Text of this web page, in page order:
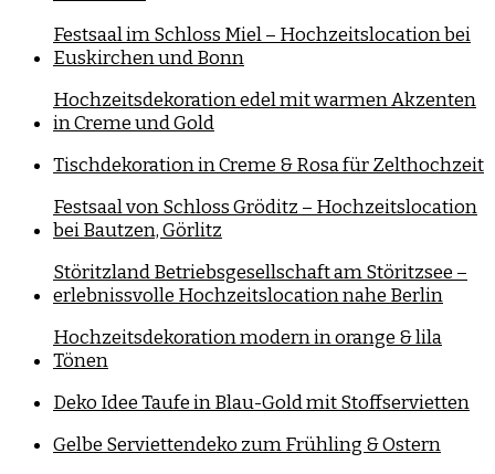
Festsaal im Schloss Miel – Hochzeitslocation bei
Euskirchen und Bonn
Hochzeitsdekoration edel mit warmen Akzenten
in Creme und Gold
Tischdekoration in Creme & Rosa für Zelthochzeit
Festsaal von Schloss Gröditz – Hochzeitslocation
bei Bautzen, Görlitz
Störitzland Betriebsgesellschaft am Störitzsee –
erlebnissvolle Hochzeitslocation nahe Berlin
Hochzeitsdekoration modern in orange & lila
Tönen
Deko Idee Taufe in Blau-Gold mit Stoffservietten
Gelbe Serviettendeko zum Frühling & Ostern